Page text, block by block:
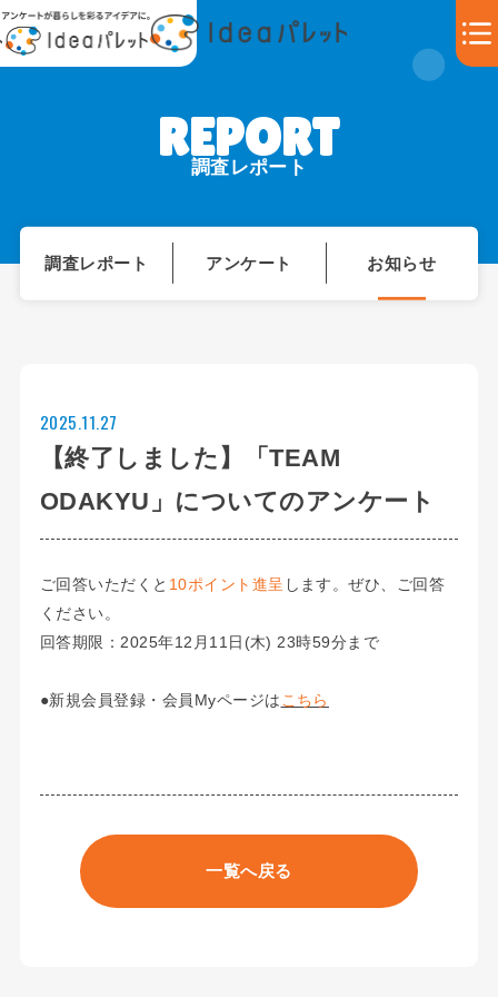
調査レポート
調査レポート アンケート お知らせ
【終了しました】「TEAM
ODAKYU」についてのアンケート
2025.11.27
ご回答いただくと 10ポイント進呈 します。ぜひ、ご回答
ください。
回答期限：2025年12月11日(木) 23時59分まで
●新規会員登録・会員Myページはこちら
一覧へ戻る